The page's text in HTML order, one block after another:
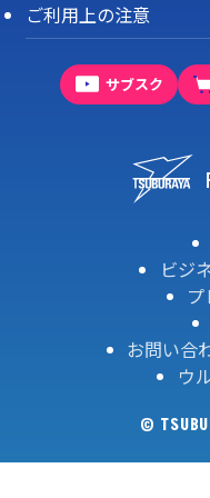
ご利用上の注意
サブスク
ビジ
お問い合
ウ
©